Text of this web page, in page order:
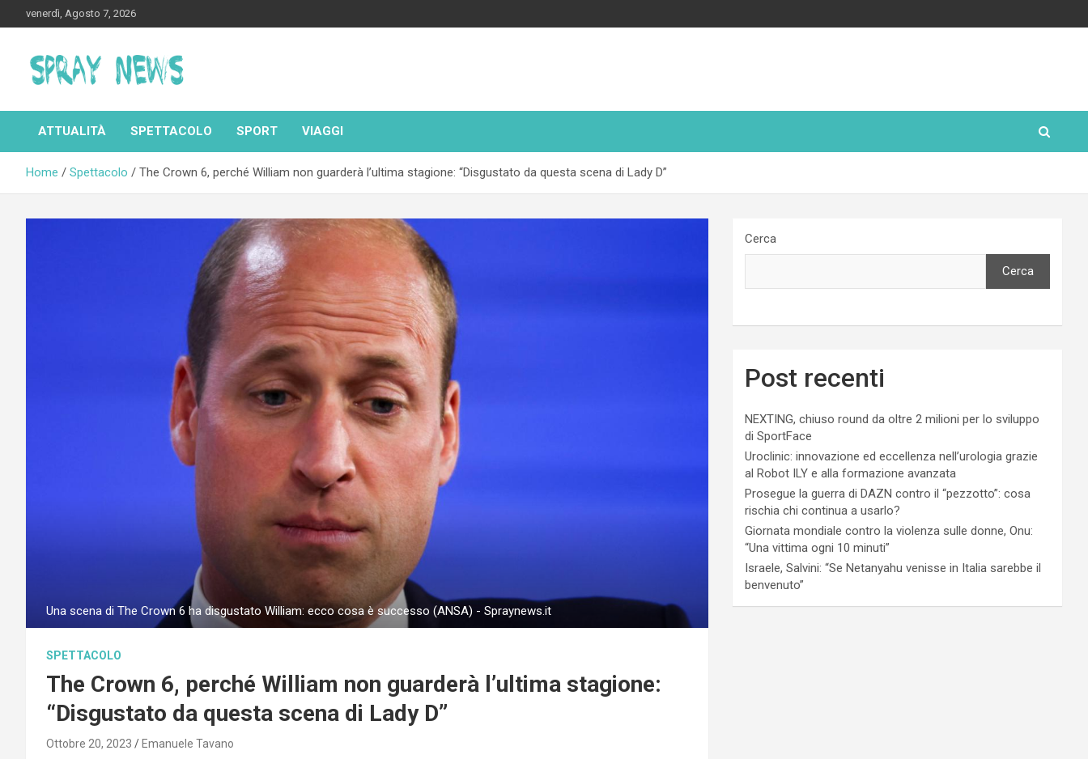
to
venerdì, Agosto 7, 2026
Spraynews.it
ATTUALITÀ SPETTACOLO SPORT VIAGGI
Home Spettacolo The Crown 6, perché William non guarderà l’ultima stagione: “Disgustato da questa scena di Lady D”
Una scena di The Crown 6 ha disgustato William: ecco cosa è successo (ANSA) - Spraynews.it
SPETTACOLO
The Crown 6, perché William non guarderà l’ultima stagione:
“Disgustato da questa scena di Lady D”
Ottobre 20, 2023 Emanuele Tavano
Cerca
Cerca
Post recenti
NEXTING, chiuso round da oltre 2 milioni per lo sviluppo
di SportFace
Uroclinic: innovazione ed eccellenza nell’urologia grazie
al Robot ILY e alla formazione avanzata
Prosegue la guerra di DAZN contro il “pezzotto”: cosa
rischia chi continua a usarlo?
Giornata mondiale contro la violenza sulle donne, Onu:
“Una vittima ogni 10 minuti”
Israele, Salvini: “Se Netanyahu venisse in Italia sarebbe il
benvenuto”